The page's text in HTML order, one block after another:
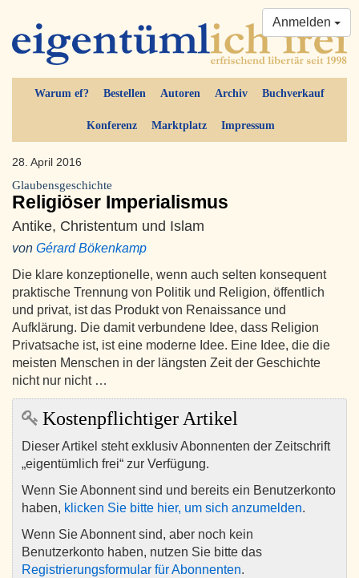
Warum ef? Bestellen Autoren Archiv Buchverkauf
Konferenz Marktplatz Impressum
Anmelden
28. April 2016
Glaubensgeschichte
Religiöser Imperialismus
Antike, Christentum und Islam
von Gérard Bökenkamp
Die klare konzeptionelle, wenn auch selten konsequent
praktische Trennung von Politik und Religion, öffentlich
und privat, ist das Produkt von Renaissance und
Aufklärung. Die damit verbundene Idee, dass Religion
Privatsache ist, ist eine moderne Idee. Eine Idee, die die
meisten Menschen in der längsten Zeit der Geschichte
nicht nur nicht …
Kostenpflichtiger Artikel
Dieser Artikel steht exklusiv Abonnenten der Zeitschrift
„eigentümlich frei“ zur Verfügung.
Wenn Sie Abonnent sind und bereits ein Benutzerkonto
haben, klicken Sie bitte hier, um sich anzumelden.
Wenn Sie Abonnent sind, aber noch kein
Benutzerkonto haben, nutzen Sie bitte das
Registrierungsformular für Abonnenten.